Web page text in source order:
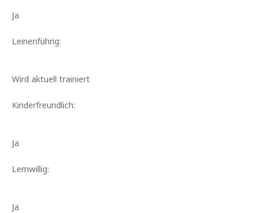
Ja
Leinenführig:
Wird aktuell trainiert
Kinderfreundlich:
Ja
Lernwillig:
Ja